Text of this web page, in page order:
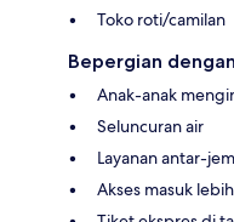
Toko roti/camilan
Bepergian
Anak-anak
Seluncuran air
Layanan antar-
Akses masuk